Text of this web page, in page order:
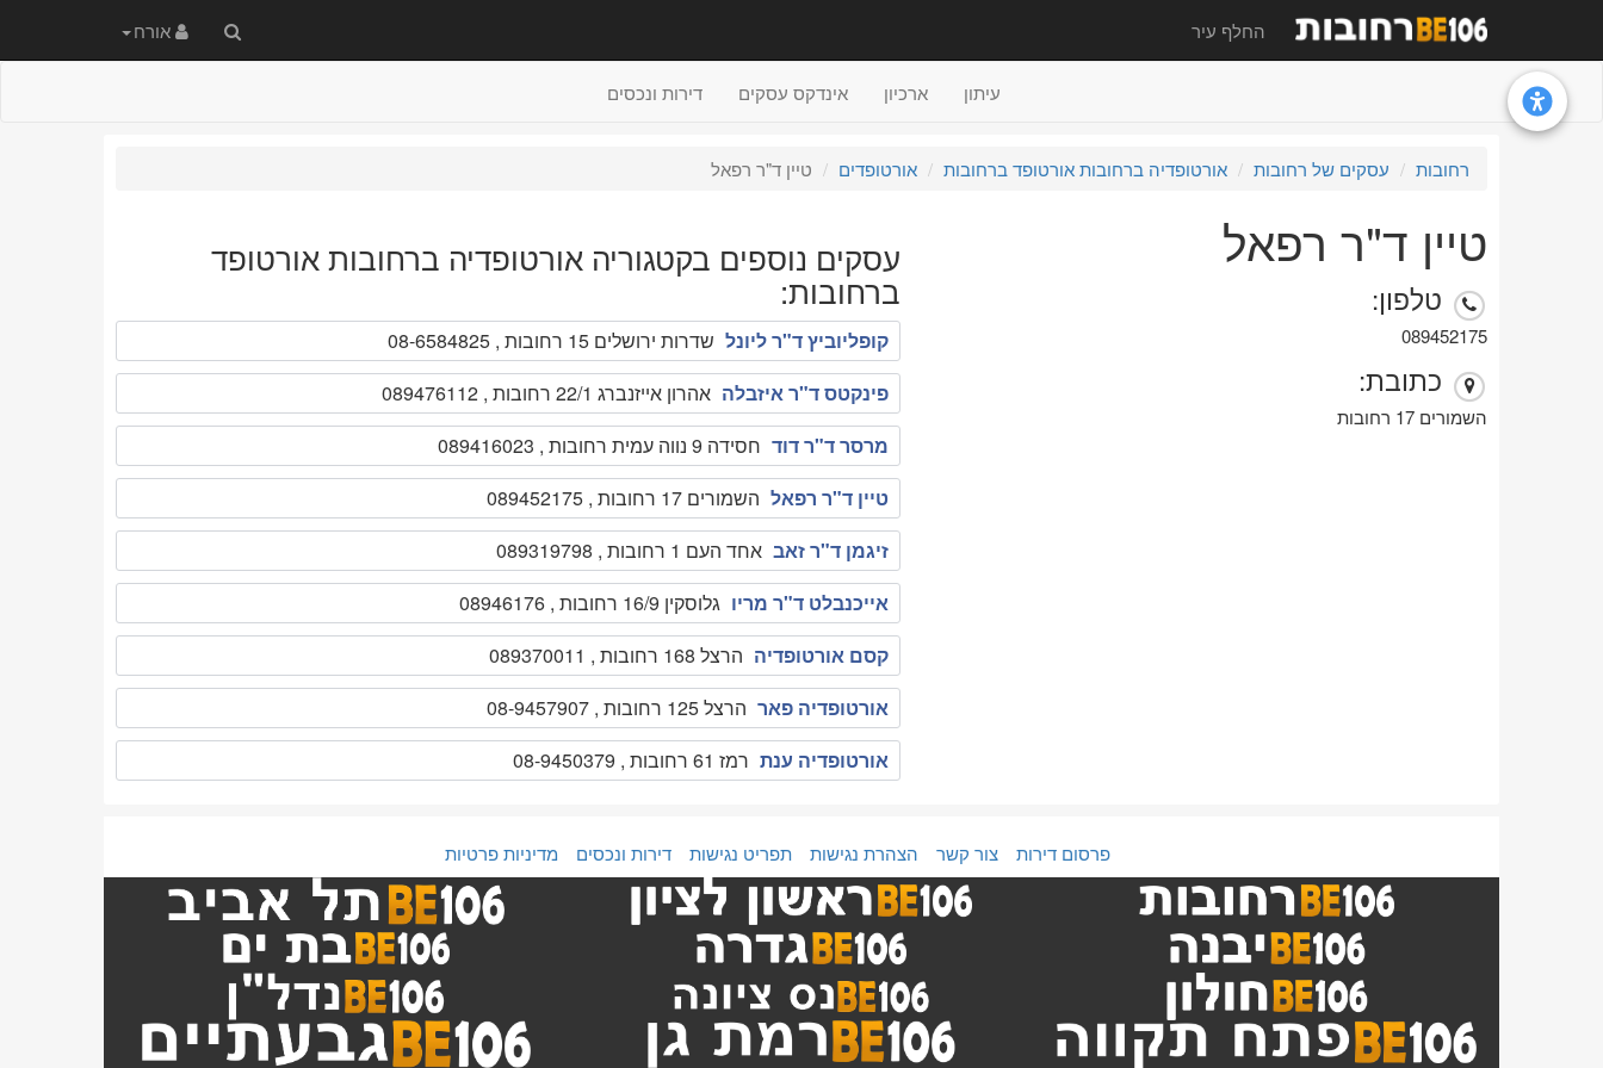
החלף עיר
חיפוש
באתר
אורח
עיתון ארכיון אינדקס עסקים דירות ונכסים
רחובות עסקים של רחובות אורטופדיה ברחובות אורטופד ברחובות אורטופדים טיין ד"ר רפאל
טיין ד"ר רפאל
טלפון:
089452175
כתובת:
השמורים 17 רחובות
עסקים נוספים בקטגוריה אורטופדיה ברחובות אורטופד
ברחובות:
קופליוביץ ד"ר ליונל שדרות ירושלים 15 רחובות , 08-6584825
פינקטס ד"ר איזבלה אהרון אייזנברג 22/1 רחובות , 089476112
מרסר ד"ר דוד חסידה 9 נווה עמית רחובות , 089416023
טיין ד"ר רפאל השמורים 17 רחובות , 089452175
זיגמן ד"ר זאב אחד העם 1 רחובות , 089319798
אייכנבלט ד"ר מריו גלוסקין 16/9 רחובות , 08946176
קסם אורטופדיה הרצל 168 רחובות , 089370011
אורטופדיה פאר הרצל 125 רחובות , 08-9457907
אורטופדיה ענת רמז 61 רחובות , 08-9450379
פרסום דירות צור קשר הצהרת נגישות תפריט נגישות דירות ונכסים מדיניות פרטיות